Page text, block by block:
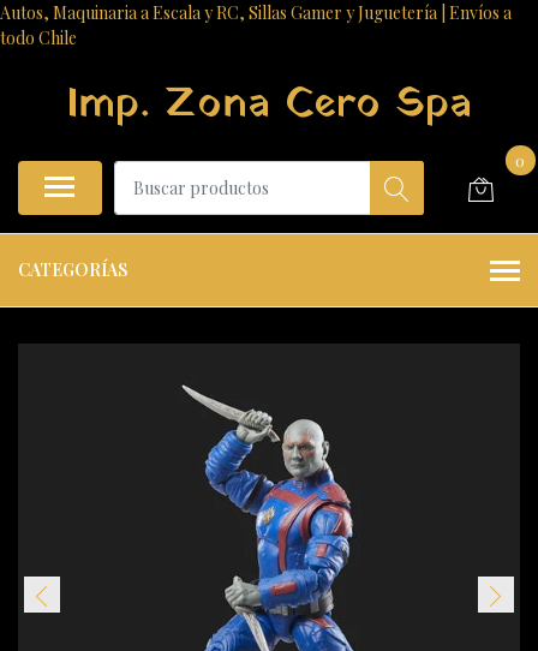
Autos, Maquinaria a Escala y RC, Sillas Gamer y Juguetería | Envíos a
todo Chile
Imp. Zona Cero Spa
0
CATEGORÍAS